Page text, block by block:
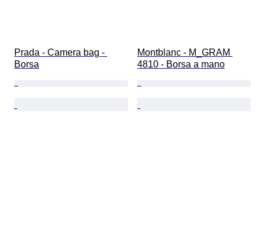
Prada - Camera bag -
Borsa
Montblanc - M_GRAM
4810 - Borsa a mano